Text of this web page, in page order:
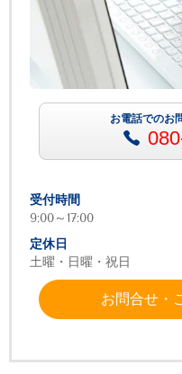
お電話でのお
受付時間
9:00～17:00
定休日
土曜・日曜・祝日
お問合せ・